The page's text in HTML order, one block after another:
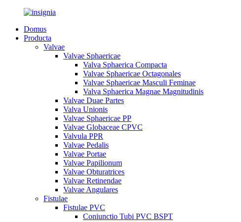
Domus
Producta
Valvae
Valvae Sphaericae
Valva Sphaerica Compacta
Valvae Sphaericae Octagonales
Valvae Sphaericae Masculi Feminae
Valva Sphaerica Magnae Magnitudinis
Valvae Duae Partes
Valva Unionis
Valvae Sphaericae PP
Valvae Globaceae CPVC
Valvula PPR
Valvae Pedalis
Valvae Portae
Valvae Papilionum
Valvae Obturatrices
Valvae Retinendae
Valvae Angulares
Fistulae
Fistulae PVC
Coniunctio Tubi PVC BSPT